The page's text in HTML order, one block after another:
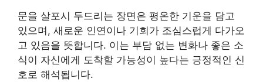
문을 살포시 두드리는 장면은 평온한 기운을 담고
있으며, 새로운 인연이나 기회가 조심스럽게 다가오
고 있음을 뜻합니다. 이는 부담 없는 변화나 좋은 소
식이 자신에게 도착할 가능성이 높다는 긍정적인 신
호로 해석됩니다.